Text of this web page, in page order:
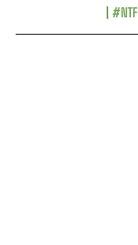
#NTF